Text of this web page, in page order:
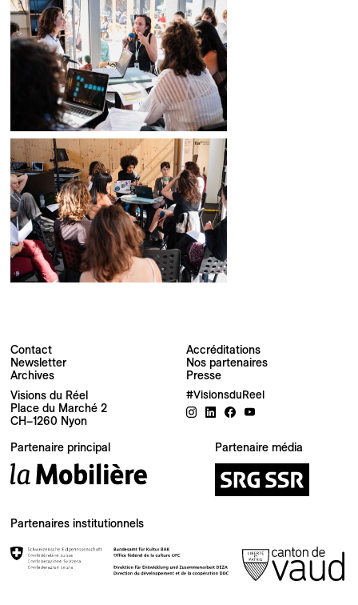
Contact
Newsletter
Archives
Accréditations
Nos partenaires
Presse
Visions du Réel
Place du Marché 2
CH–1260 Nyon
#VisionsduReel
Partenaire principal Partenaire média
Partenaires institutionnels
Newsletter
Votre adresse e-mail
Newsletter — FR
Nouvelles du Festival destinées au Public
Newsletter — EN
Industry Newsletter — EN
News about the Festival & Professional activities